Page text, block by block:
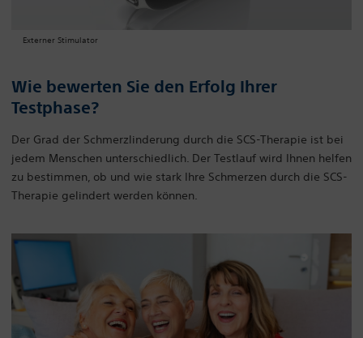
Externer Stimulator
Wie bewerten Sie den Erfolg Ihrer
Testphase?
Der Grad der Schmerzlinderung durch die SCS-Therapie ist bei
jedem Menschen unterschiedlich. Der Testlauf wird Ihnen helfen
zu bestimmen, ob und wie stark Ihre Schmerzen durch die SCS-
Therapie gelindert werden können.